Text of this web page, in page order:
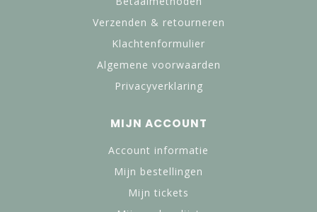
Verzenden & retourneren
Klachtenformulier
Algemene voorwaarden
Privacyverklaring
MIJN ACCOUNT
Account informatie
Mijn bestellingen
Mijn tickets